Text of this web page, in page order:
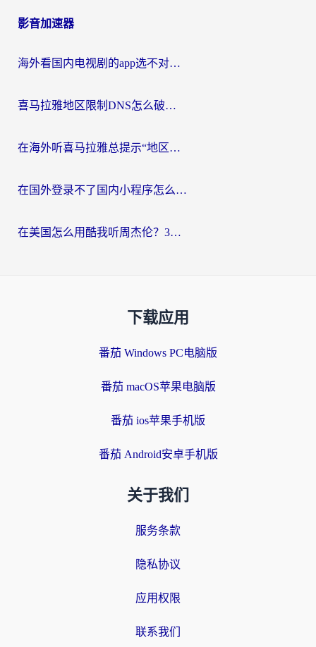
影音加速器
海外看国内电视剧的app选不对？这份回国加速器避坑指南帮你流畅追剧
喜马拉雅地区限制DNS怎么破？海外党听国内音乐听书的终极解决方案
在海外听喜马拉雅总提示“地区限制”？3步轻松解除+听国内音乐全攻略
在国外登录不了国内小程序怎么办？选对回国加速器，轻松解锁国内资源
在美国怎么用酷我听周杰伦？3步搞定海外听歌难题
下载应用
番茄 Windows PC电脑版
番茄 macOS苹果电脑版
番茄 ios苹果手机版
番茄 Android安卓手机版
关于我们
服务条款
隐私协议
应用权限
联系我们